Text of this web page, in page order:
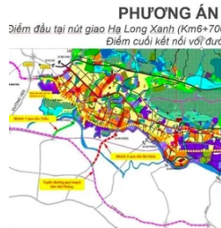
Tàu, thuyền đã neo đậu chắc
khi bão đổ bộ. (Ảnh:
Ngày 12/9, Văn phòng
số 6384/VPCP-NN truyền
Phó Thủ tướng Chính
khẩn trương khắc phục